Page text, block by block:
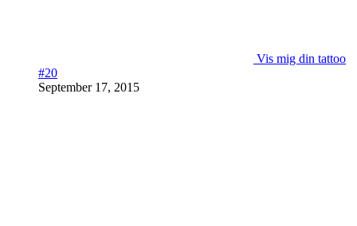
Vis mig din tattoo
#20
September 17, 2015